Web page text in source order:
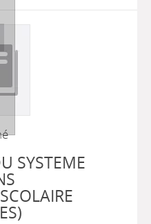
SYSTEME